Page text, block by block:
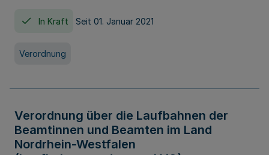
In Kraft Seit 01. Januar 2021
Verordnung
Verordnung über die Laufbahnen der
Beamtinnen und Beamten im Land
Nordrhein-Westfalen